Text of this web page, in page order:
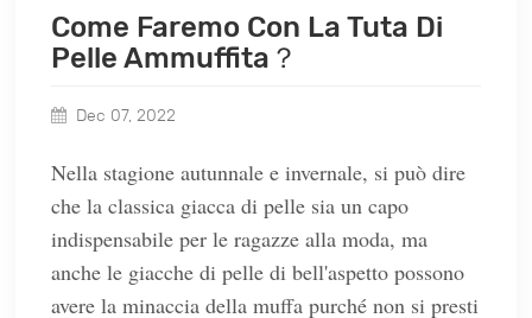
Come Faremo Con La Tuta Di
Pelle Ammuffita？
Dec 07, 2022
Nella stagione autunnale e invernale, si può dire
che la classica giacca di pelle sia un capo
indispensabile per le ragazze alla moda, ma
anche le giacche di pelle di bell'aspetto possono
avere la minaccia della muffa purché non si presti